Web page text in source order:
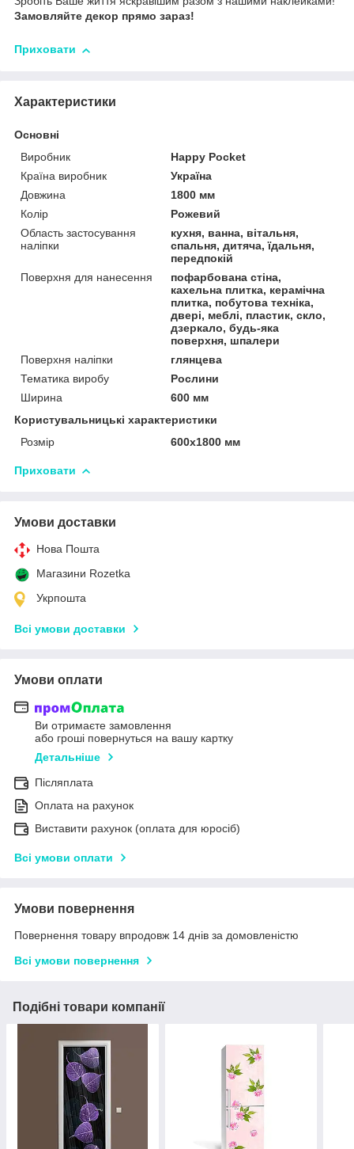
Замовляйте декор прямо зараз!
Приховати
Характеристики
Основні
Виробник
Happy Pocket
Країна виробник
Україна
Довжина
1800 мм
Колір
Рожевий
Область застосування
наліпки
кухня, ванна, вітальня,
спальня, дитяча, їдальня,
передпокій
Поверхня для нанесення
пофарбована стіна,
кахельна плитка, керамічна
плитка, побутова техніка,
двері, меблі, пластик, скло,
дзеркало, будь-яка
поверхня, шпалери
Поверхня наліпки
глянцева
Тематика виробу
Рослини
Ширина
600 мм
Користувальницькі характеристики
Розмір
600х1800 мм
Приховати
Умови доставки
Нова Пошта
Магазини Rozetka
Укрпошта
Всі умови доставки
Умови оплати
Ви отримаєте замовлення
або гроші повернуться на вашу картку
Детальніше
Післяплата
Оплата на рахунок
Виставити рахунок (оплата для юросіб)
Всі умови оплати
Умови повернення
Повернення товару впродовж 14 днів за домовленістю
Всі умови повернення
Подібні товари компанії